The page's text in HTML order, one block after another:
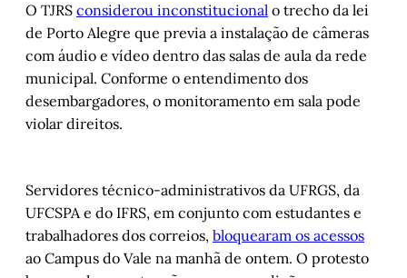
O TJRS considerou inconstitucional o trecho da lei
de Porto Alegre que previa a instalação de câmeras
com áudio e vídeo dentro das salas de aula da rede
municipal. Conforme o entendimento dos
desembargadores, o monitoramento em sala pode
violar direitos.
Servidores técnico-administrativos da UFRGS, da
UFCSPA e do IFRS, em conjunto com estudantes e
trabalhadores dos correios, bloquearam os acessos
ao Campus do Vale na manhã de ontem. O protesto